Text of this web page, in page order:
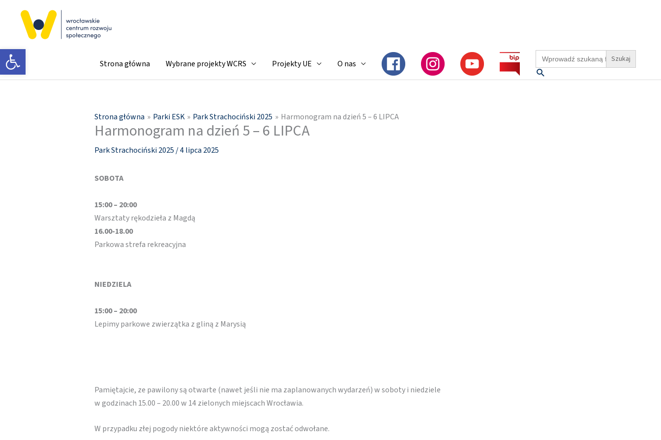
Otwórz pasek narzędzi Strona główna Wybrane projekty WCRS Projekty UE O nas
Search
for:
Szukaj
Strona główna Parki ESK Park Strachociński 2025 Harmonogram na dzień 5 – 6 LIPCA
Harmonogram na dzień 5 – 6 LIPCA
Park Strachociński 2025 /4 lipca 2025
SOBOTA
15:00 – 20:00
Warsztaty rękodzieła z Magdą
16.00-18.00
Parkowa strefa rekreacyjna
NIEDZIELA
15:00 – 20:00
Lepimy parkowe zwierzątka z gliną z Marysią
Pamiętajcie, ze pawilony są otwarte (nawet jeśli nie ma zaplanowanych wydarzeń) w soboty i niedziele
w godzinach 15.00 – 20.00 w 14 zielonych miejscach Wrocławia.
W przypadku złej pogody niektóre aktywności mogą zostać odwołane.